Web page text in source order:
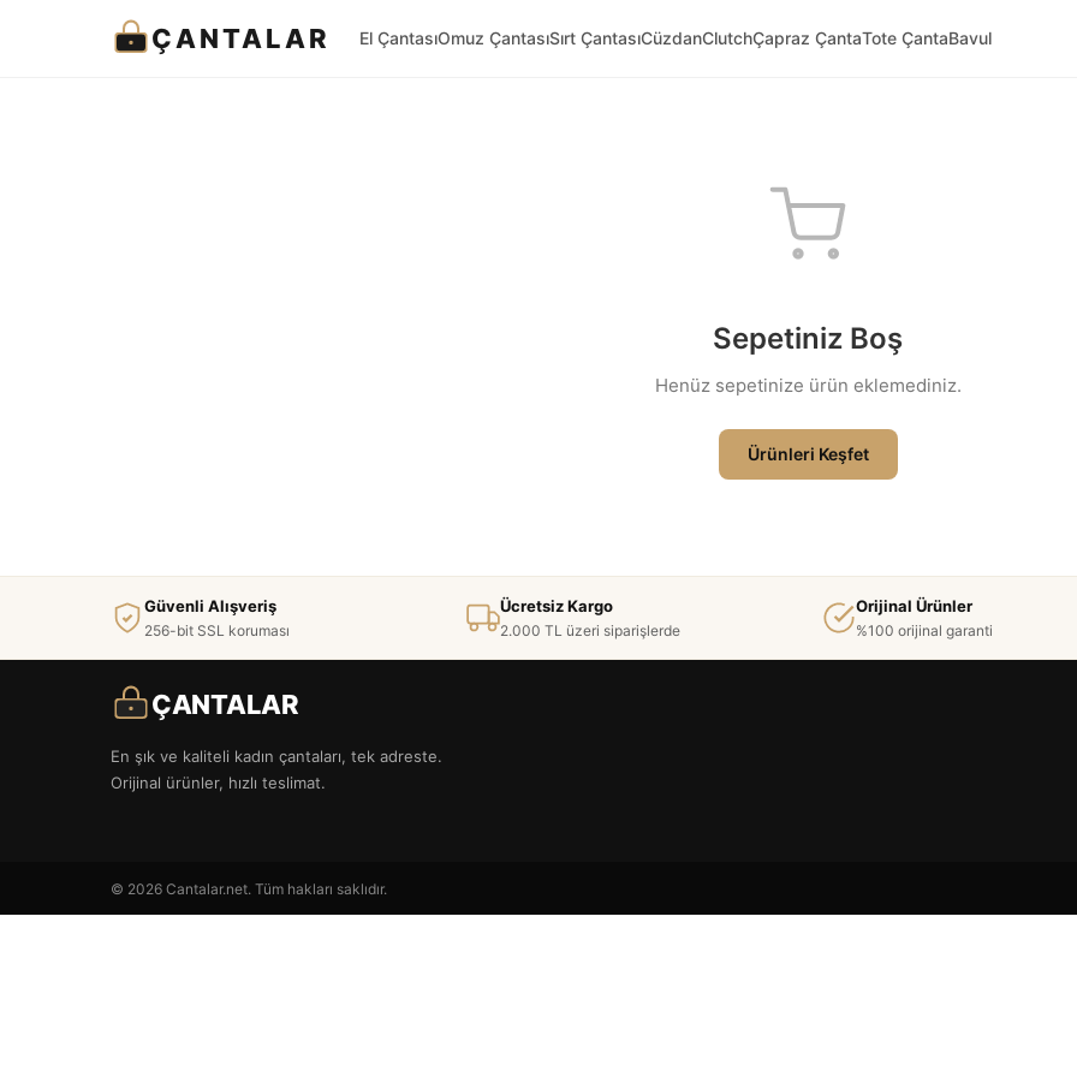
ÇANTALAR El ÇantasıOmuz ÇantasıSırt ÇantasıCüzdanClutchÇapraz ÇantaTote ÇantaBavul
Sepetiniz Boş
Henüz sepetinize ürün eklemediniz.
Ürünleri Keşfet
Güvenli Alışveriş
256-bit SSL koruması
Ücretsiz Kargo
2.000 TL üzeri siparişlerde
Orijinal Ürünler
%100 orijinal garanti
ÇANTALAR
En şık ve kaliteli kadın çantaları, tek adreste.
Orijinal ürünler, hızlı teslimat.
© 2026 Cantalar.net. Tüm hakları saklıdır.